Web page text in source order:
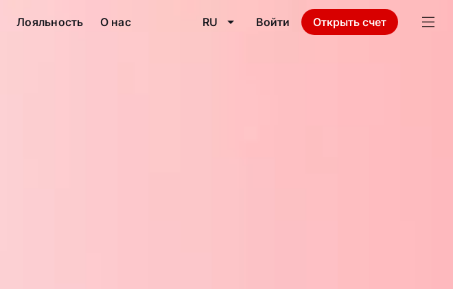
Лояльность О нас RU Войти Открыть счет